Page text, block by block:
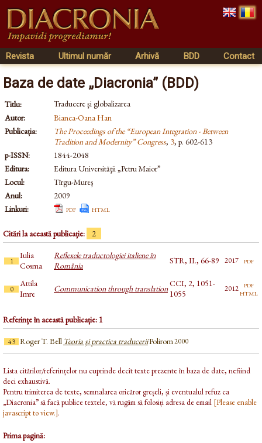
Revista Ultimul număr Arhivă BDD Contact
Baza de date „Diacronia” (BDD)
Titlu:
Traducere şi globalizarea
Autor:
Bianca-Oana Han
Publicația:
The Proceedings of the “European Integration - Between
Tradition and Modernity” Congress, 3, p. 602-613
p-ISSN:
1844-2048
Editura:
Editura Universităţii „Petru Maior”
Locul:
Tîrgu-Mureş
Anul:
2009
Linkuri:
pdf html
Citări la această publicație: 2
1
Iulia
Cosma
Reflexele traductologiei italiene în
România
STR, II., 66-89 2017 pdf
0
Attila
Imre
Communication through translationCCI, 2, 1051-
1055
2012 pdf
html
Referințe în această publicație: 1
43 Roger T. Bell Teoria şi practica traduceriiPolirom2000
Lista citărilor/referințelor nu cuprinde decît texte prezente în baza de date, nefiind
deci exhaustivă.
Pentru trimiterea de texte, semnalarea oricăror greșeli, și eventualul refuz ca
„Diacronia” să facă publice textele, vă rugăm să folosiți adresa de email [Please enable
javascript to view.].
Prima pagină: